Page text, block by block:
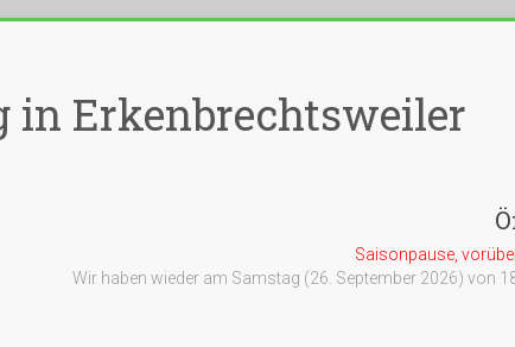
in Erkenbrechtsweiler
Saisonpause,
Wir haben wieder am Samstag (26. September 2026) von